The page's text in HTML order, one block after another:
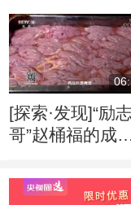
[探索·发现]“励
哥”赵桶福的成